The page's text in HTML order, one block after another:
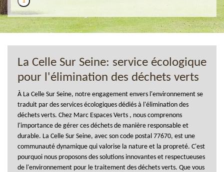
La Celle Sur Seine: service écologique
pour l'élimination des déchets verts
À La Celle Sur Seine, notre engagement envers l'environnement se
traduit par des services écologiques dédiés à l'élimination des
déchets verts. Chez Marc Espaces Verts , nous comprenons
l'importance de gérer ces déchets de manière responsable et
durable. La Celle Sur Seine, avec son code postal 77670, est une
communauté dynamique qui valorise la nature et la propreté. C'est
pourquoi nous proposons des solutions innovantes et respectueuses
de l'environnement pour le traitement des déchets verts. Que vous